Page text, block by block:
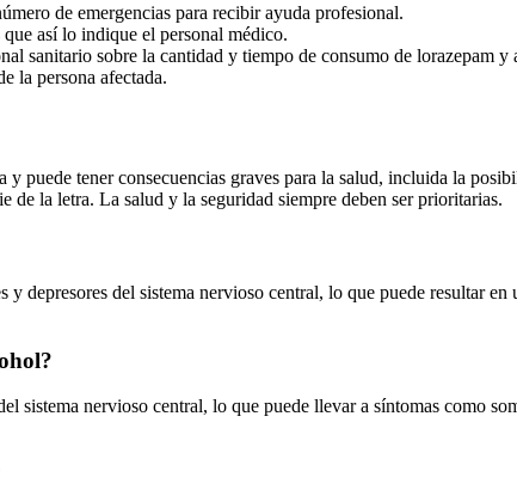
de emergencias para recibir ayuda profesional.
así lo indique el personal médico.
sanitario sobre la cantidad y tiempo de consumo de lorazepam y
la persona afectada.
puede tener consecuencias graves para la salud, incluida la
de la letra. La salud y la seguridad siempre deben ser prioritarias.
depresores del sistema nervioso central, lo que puede resultar
sistema nervioso central, lo que puede llevar a síntomas como